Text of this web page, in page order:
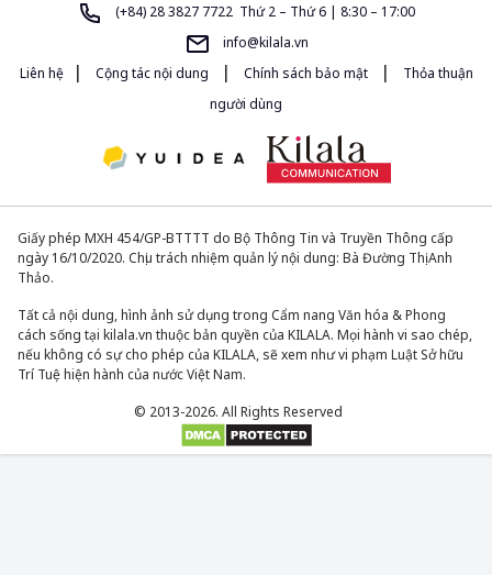
(+84) 28 3827 7722 Thứ 2 – Thứ 6 | 8:30 – 17:00
info@kilala.vn
Liên hệ
| Cộng tác nội dung | Chính sách bảo mật |
Thỏa thuận
người dùng
Giấy phép MXH 454/GP-BTTTT do Bộ Thông Tin và Truyền Thông cấp
ngày 16/10/2020. Chịu trách nhiệm quản lý nội dung: Bà Đường Thị Anh
Thảo.
Tất cả nội dung, hình ảnh sử dụng trong Cẩm nang Văn hóa & Phong
cách sống tại kilala.vn thuộc bản quyền của KILALA. Mọi hành vi sao chép,
nếu không có sự cho phép của KILALA, sẽ xem như vi phạm Luật Sở hữu
Trí Tuệ hiện hành của nước Việt Nam.
© 2013-2026. All Rights Reserved